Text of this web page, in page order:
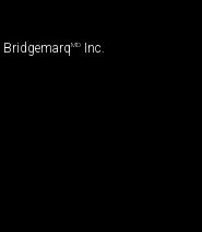
BridgemarqMD Inc.